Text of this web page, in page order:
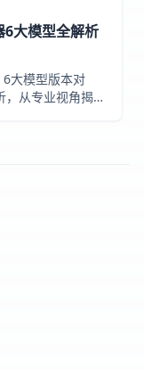
大模型全解析
6大模型版本对
从专业视角揭秘